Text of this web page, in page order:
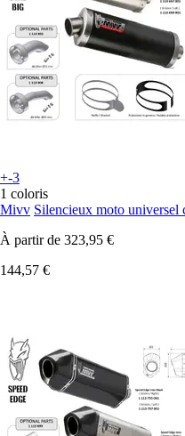
+-3
1 coloris
Mivv Silencieux moto
À partir de 323,95 €
144,57 €